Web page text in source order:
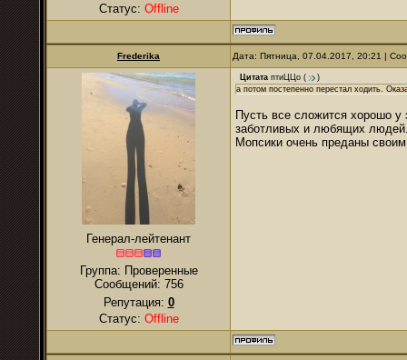
Статус: Offline
Frederika Дата: Пятница, 07.04.2017, 20:21 |
Генерал-лейтенант
Группа: Проверенные
Сообщений: 756
Репутация: 0
Статус: Offline
Цитата птиЦЦо (
)
а потом постепенно перестал ходить.
Пусть все сложится хорошо у
заботливых и любящих
Мопсики очень преданы